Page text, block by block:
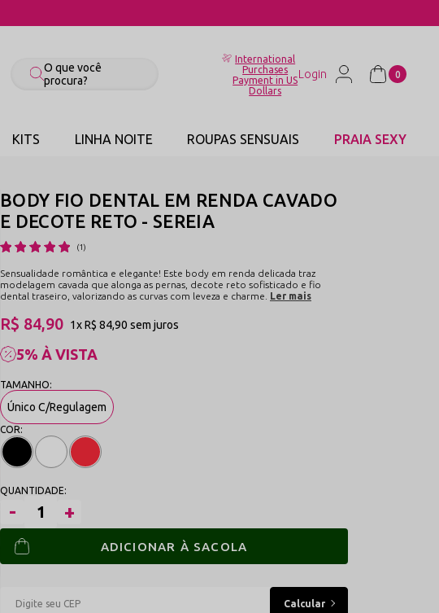
International
Purchases
Payment in US
Dollars
0
KITS LINHA NOITE ROUPAS SENSUAIS PRAIA SEXY
BODY FIO DENTAL EM RENDA CAVADO
E DECOTE RETO - SEREIA
(1)
Sensualidade romântica e elegante! Este body em renda delicada traz
modelagem cavada que alonga as pernas, decote reto sofisticado e fio
dental traseiro, valorizando as curvas com leveza e charme.
Ler mais
5% À VISTA
R$ 84,90 1xR$ 84,90 sem juros
Único C/Regulagem
ADICIONAR À SACOLA